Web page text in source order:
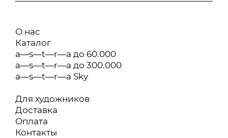
О нас
Каталог
a—s—t—r—a до 60.000
a—s—t—r—a до 300.000
a—s—t—r—a Sky
Для художников
Доставка
Оплата
Контакты